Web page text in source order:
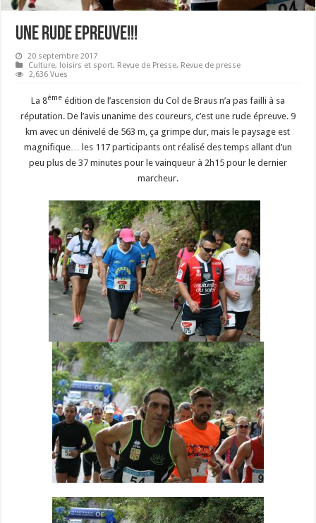
UNE RUDE EPREUVE!!!
20 septembre 2017
Culture, loisirs et sport, Revue de Presse, Revue de presse
2,636 Vues
La 8èmeédition de l’ascension du Col de Braus n’a pas failli à sa
réputation. De l’avis unanime des coureurs, c’est une rude épreuve. 9
km avec un dénivelé de 563 m, ça grimpe dur, mais le paysage est
magnifique… les 117 participants ont réalisé des temps allant d’un
peu plus de 37 minutes pour le vainqueur à 2h15 pour le dernier
marcheur.